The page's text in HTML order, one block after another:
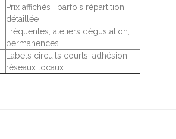
Prix affichés ; parfois répartition
détaillée
Fréquentes, ateliers dégustation,
permanences
Labels circuits courts, adhésion
réseaux locaux